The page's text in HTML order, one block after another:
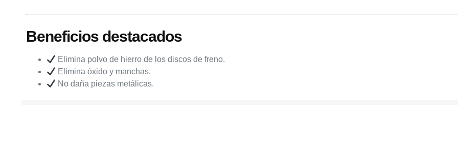
Beneficios destacados
Elimina polvo de hierro de los discos de freno.
Elimina óxido y manchas.
No daña piezas metálicas.